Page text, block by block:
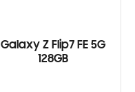
Galaxy Z Flip7 FE 5G
128GB